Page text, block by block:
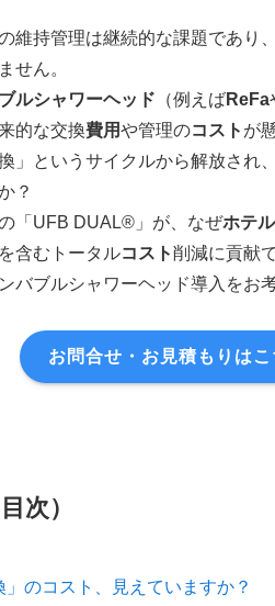
維持管理は継続的な課題であり
せん。
ルシャワーヘッド （例えばReFa
的な交換費用や管理のコスト が
」というサイクルから解放され
？
「UFB DUAL®」が、なぜホテル
を含むトータルコスト削減に貢献
バブルシャワーヘッド導入を
お問合せ・お見積もりはこ
次）
のコスト、見えていますか？